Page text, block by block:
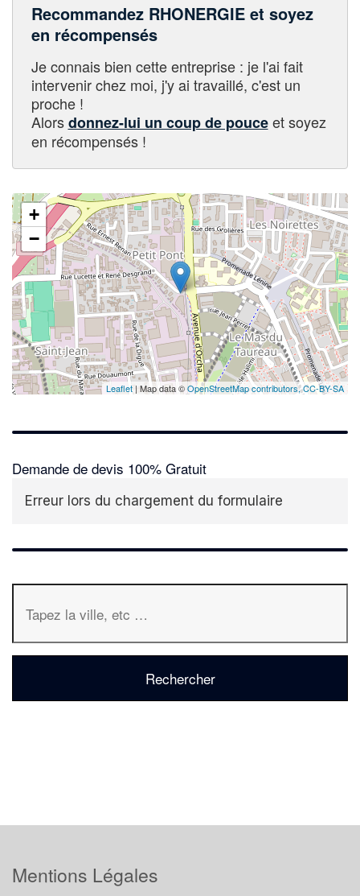
Recommandez RHONERGIE et soyez
en récompensés
Je connais bien cette entreprise : je l'ai fait
intervenir chez moi, j'y ai travaillé, c'est un
proche !
Alorsdonnez-lui un coup de pouceet soyez
en récompensés !
+
−
Leaflet | Map data ©OpenStreetMap contributors,CC-BY-SA
Demande de devis 100% Gratuit
Erreur lors du chargement du formulaire
Mentions Légales